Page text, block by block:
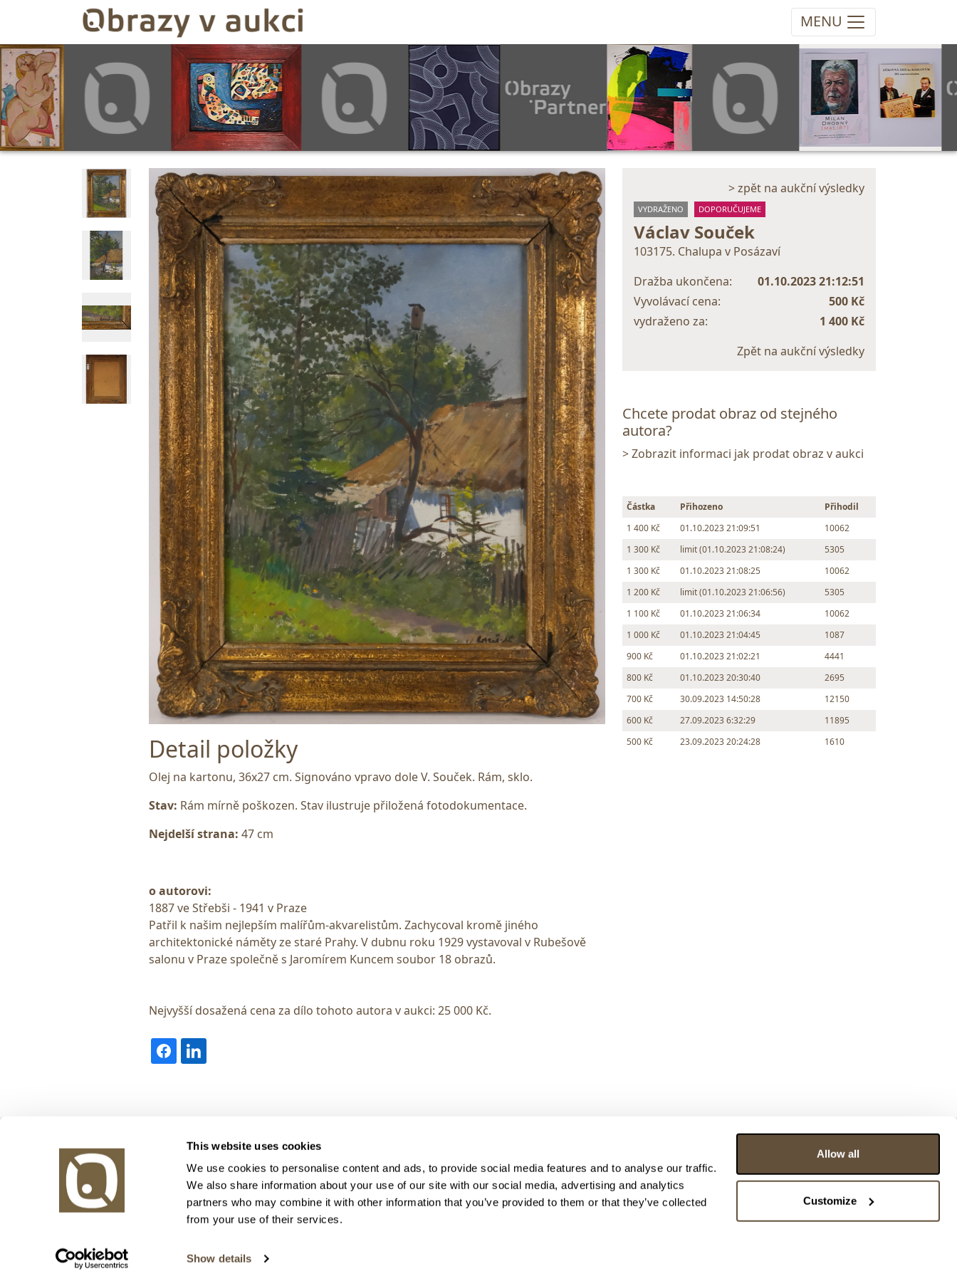
This website uses cookies
We use cookies to personalise content and ads, to provide social media features and to analyse our traffic.
We also share information about your use of our site with our social media, advertising and analytics
partners who may combine it with other information that you’ve provided to them or that they’ve collected
from your use of their services.
Show details
Allow all
Customize
MENU
Detail položky
Olej na kartonu, 36x27 cm. Signováno vpravo dole V. Souček. Rám, sklo.
Stav: Rám mírně poškozen. Stav ilustruje přiložená fotodokumentace.
Nejdelší strana: 47 cm
o autorovi:
1887 ve Střebši - 1941 v Praze
Patřil k našim nejlepším malířům-akvarelistům. Zachycoval kromě jiného
architektonické náměty ze staré Prahy. V dubnu roku 1929 vystavoval v Rubešově
salonu v Praze společně s Jaromírem Kuncem soubor 18 obrazů.
Nejvyšší dosažená cena za dílo tohoto autora v aukci: 25 000 Kč.
> zpět na aukční výsledky
VYDRAŽENO DOPORUČUJEME
Václav Souček
103175. Chalupa v Posázaví
Dražba ukončena:
01.10.2023 21:12:51
Vyvolávací cena:
500 Kč
vydraženo za:
1 400 Kč
Zpět na aukční výsledky
Chcete prodat obraz od stejného
autora?
> Zobrazit informaci jak prodat obraz v aukci
Částka Přihozeno
Přihodil
1 400 Kč
01.10.2023 21:09:51
10062
1 300 Kč
limit (01.10.2023 21:08:24)
5305
1 300 Kč
01.10.2023 21:08:25
10062
1 200 Kč
limit (01.10.2023 21:06:56)
5305
1 100 Kč
01.10.2023 21:06:34
10062
1 000 Kč
01.10.2023 21:04:45
1087
900 Kč
01.10.2023 21:02:21
4441
800 Kč
01.10.2023 20:30:40
2695
700 Kč
30.09.2023 14:50:28
12150
600 Kč
27.09.2023 6:32:29
11895
500 Kč
23.09.2023 20:24:28 1610
Korunní 972/75
130 00 Praha 3
tel.: +420 800 10 10 10, +420 737 196 183
E-mail: info@obrazyvaukci.cz
> Obchodní podmínky
> Kontakty
> GDPR